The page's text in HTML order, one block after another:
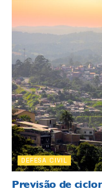
DEFESA CIVIL
Previsão de